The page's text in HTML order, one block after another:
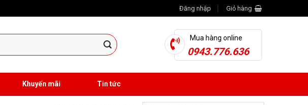
Đăng nhập Giỏ hàng
Mua hàng online
0943.776.636
Khuyến mãi Tin tức